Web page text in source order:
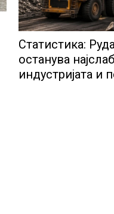
Статистика:
останува
индустријата и